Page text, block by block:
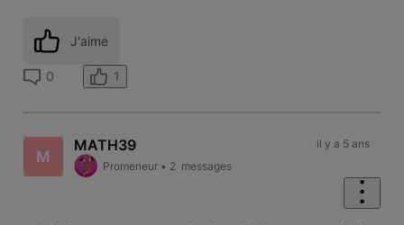
J'aime
0 1
M
MATH39
Promeneur • 2 messages
il y a 5 ans